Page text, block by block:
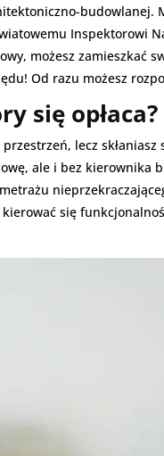
Inspektorowi
możesz zamieszkać
Od razu możesz
się opłaca?
lecz
ale i bez kierownika
się